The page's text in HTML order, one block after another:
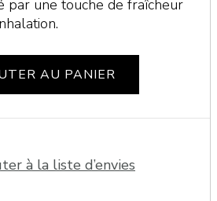
par une touche de fraîcheur
AU PANIER
à la liste d’envies